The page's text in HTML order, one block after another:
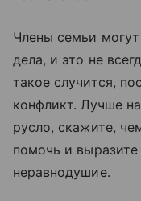
Члены семьи
дела, и это не
такое случится,
конфликт. Лучше
русло, скажите,
помочь и выразите
неравнодушие.